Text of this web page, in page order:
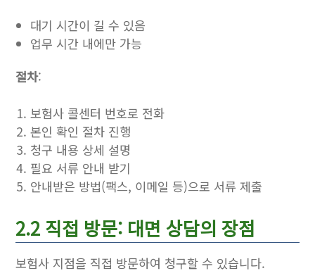
대기 시간이 길 수 있음
업무 시간 내에만 가능
절차:
보험사 콜센터 번호로 전화
본인 확인 절차 진행
청구 내용 상세 설명
필요 서류 안내 받기
안내받은 방법(팩스, 이메일 등)으로 서류 제출
2.2 직접 방문: 대면 상담의 장점
보험사 지점을 직접 방문하여 청구할 수 있습니다.